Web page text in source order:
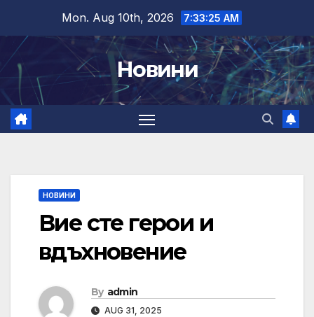
content
Mon. Aug 10th, 2026 7:33:26 AM
Новини
НОВИНИ
Вие сте герои и
вдъхновение
By admin
AUG 31, 2025